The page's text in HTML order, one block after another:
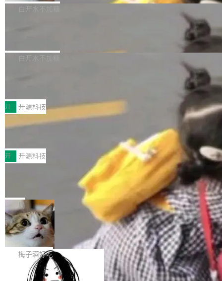
貌。数据显示，微软和 Meta 主要依托充沛的经
代码、验证结果的 AI 终端工具。 据介绍，Muse
个主 agent 循环，外加一组后台 agent。这些后
构建流程可以分为四个环节：建图 → 控制难度
白开水不加糖
库，并将作为transport接入Mooncake TENT。
MPComm将作为一种传输引擎接入Mooncake T
ENT，实现零拷贝传输性能提升30%、非零拷贝
传输性能最高提升5倍。UCL-MPComm底层基
于自研UCL-Engine通信引擎，后续腾讯网平将
持续开源更多基于UCL-Engine的高性能通信组
件。 腾讯网平团队在UCL-MPComm中实现了一
个独立于业务线程的全局通信引擎（Engine），
白开水不加糖
型案例入选名单》，深信服“面向企业研发场景的
开源 AI 编程平台 CoStrict 应用”凭借卓越的技术
创新与落地成效成功入选。 全链路私有化部署，
助力企业AI研发安全落地 当前，越来越多企业已
经开始引入 AI Coding 工具，通过调用公有云模
型或企业内部部署模型提升研发效率。但随着 AI
Coding 从个人辅助工具逐步走向团队级、组织
级应用，企业在规模化落地过程中，对安全性、
可控性和代码质量提出了更高要求。 首先是数据
安全与合规要求。对于大多数普通研发场景，公
有云模型能够满足快速试用和效率提升的需求。
但对于金融、能源、医疗等对数据安全要求较...
开 开源科技
深信服AI算力网关入选工信部人工智能
前不久，工业和信息化部正式发布《2025年人工
智能应用典型案例名单》，集中展示人工智能在
各领域的应用成果，覆盖技术底座、行业赋能、
产品应用、支撑保障、专题等五大方向。深信服
AI算力网关（AI创新平台）成功入选！ 随着各行
各业的Agent走向规模化建设，算力构成形态逐
渐丰富，用户关注的重点也在发生变化：不只是
让AI用起来，还要进一步看清混合算力时代下，
Token花在哪里、算力是否被充分利用，以及持
续增长的AI成本该如何优化。 深信服AI算力网关
正是围绕这些实际问题，从Token治理和成本治
理两个方面，让用户的每一份算力都看得清、管
开 开源科技
Jeff Dean 离开 Google：一个时代的结
束，一个实验室的开始
Google 员工编号 20。MapReduce 作者之一。
Bigtable 作者之一。TensorFlow 的作者之一。
Gemini 的架构师。Google 首席科学家。 Jeff D
ean 在 Google 工作了 27 年后，宣布离职。 他
不是一个人走。一同离开的还有 Sanjay Ghema
wat（Google 员工编号 23，Jeff Dean 二十多
年的编程搭档，MapReduce 和 Bigtable 的共同
作者）、Quoc Le（Google 大脑核心成员，Se
局
🔥 SolonCode v2026.8.4 发布：界面
字体可调、22 种语言、记忆搜索增强
打开终端就能上岗的全中文编码智能体，这一轮
把「看得清、用母语、记得住」三件事一次补
齐。 SolonCode 是什么 SolonCode 是杭州无
耳科技研发的企业级终端编码智能体——一位全
梅子酒好吃
让“代码语义理解”深度释放AI Coding